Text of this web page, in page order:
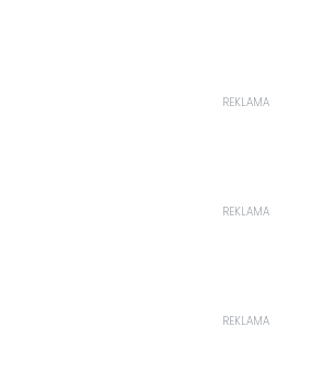
REKLAMA
REKLAMA
REKLAMA